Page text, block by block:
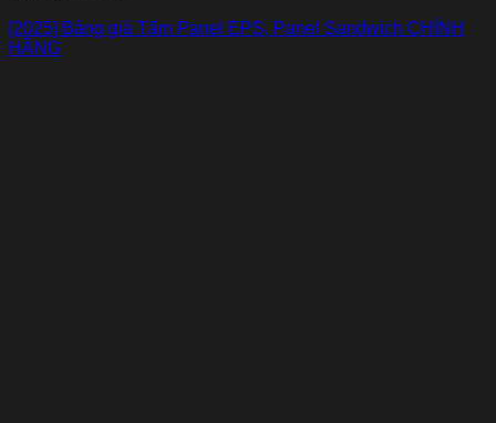
[2025] Bảng giá Tấm Panel EPS, Panel Sandwich CHÍNH
HÃNG